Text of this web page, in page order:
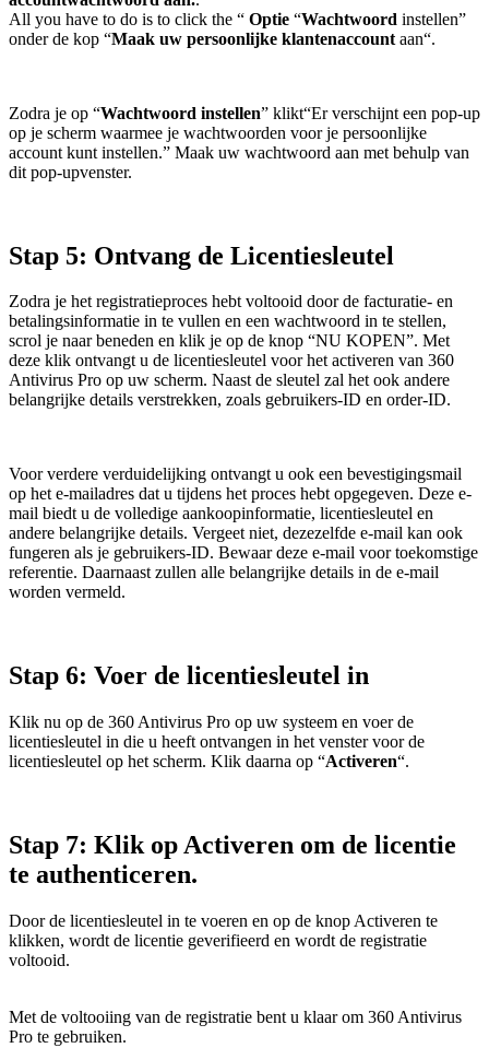
All you have to do is to click the “ Optie “Wachtwoord instellen”
onder de kop “Maak uw persoonlijke klantenaccount aan“.
Zodra je op “Wachtwoord instellen” klikt“Er verschijnt een pop-up
op je scherm waarmee je wachtwoorden voor je persoonlijke
account kunt instellen.” Maak uw wachtwoord aan met behulp van
dit pop-upvenster.
Stap 5: Ontvang de Licentiesleutel
Zodra je het registratieproces hebt voltooid door de facturatie- en
betalingsinformatie in te vullen en een wachtwoord in te stellen,
scrol je naar beneden en klik je op de knop “NU KOPEN”. Met
deze klik ontvangt u de licentiesleutel voor het activeren van 360
Antivirus Pro op uw scherm. Naast de sleutel zal het ook andere
belangrijke details verstrekken, zoals gebruikers-ID en order-ID.
Voor verdere verduidelijking ontvangt u ook een bevestigingsmail
op het e-mailadres dat u tijdens het proces hebt opgegeven. Deze e-
mail biedt u de volledige aankoopinformatie, licentiesleutel en
andere belangrijke details. Vergeet niet, dezezelfde e-mail kan ook
fungeren als je gebruikers-ID. Bewaar deze e-mail voor toekomstige
referentie. Daarnaast zullen alle belangrijke details in de e-mail
worden vermeld.
Stap 6: Voer de licentiesleutel in
Klik nu op de 360 Antivirus Pro op uw systeem en voer de
licentiesleutel in die u heeft ontvangen in het venster voor de
licentiesleutel op het scherm. Klik daarna op “Activeren“.
Stap 7: Klik op Activeren om de licentie
te authenticeren.
Door de licentiesleutel in te voeren en op de knop Activeren te
klikken, wordt de licentie geverifieerd en wordt de registratie
voltooid.
Met de voltooiing van de registratie bent u klaar om 360 Antivirus
Pro te gebruiken.